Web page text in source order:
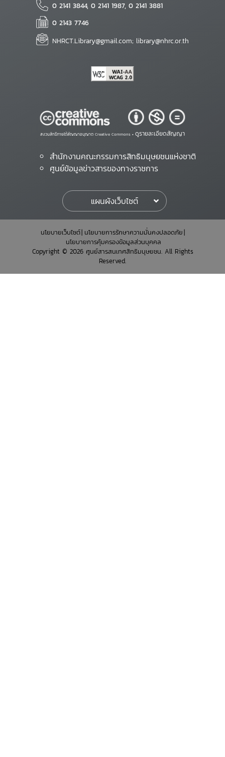
0 2141 3844, 0 2141 1987, 0 2141 3881
0 2143 7746
NHRCT.Library@gmail.com; library@nhrc.or.th
สงวนสิทธิ์ภายใต้สัญญาอนุญาต Creative Commons • ดูรายละเอียดสัญญา
สำนักงานคณะกรรมการสิทธิมนุษยชนแห่งชาติ
ศูนย์ข้อมูลข่าวสารของทางราชการ
แผนผังเว็บไซต์
นโยบายเว็บไซต์ นโยบายการรักษาความมั่นคงปลอดภัย
นโยบายการคุ้มครองข้อมูลส่วนบุคคล
Copyright © 2026 ศูนย์สารสนเทศสิทธิมนุษยชน. All Rights
Reserved.